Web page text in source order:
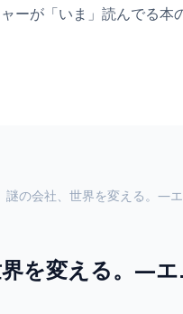
ーが「いま」 読んでる本
謎の会社、世界を変える。―
を変える。―